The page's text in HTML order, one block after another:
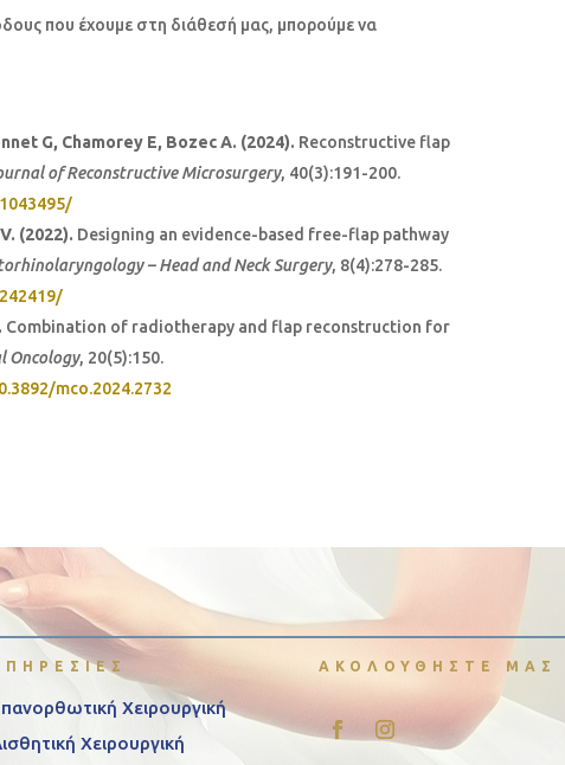
που έχουμε στη διάθεσή μας, μπορούμε να
G, Chamorey E, Bozec A. (2024). Reconstructive flap
of Reconstructive Microsurgery, 40(3):191-200.
(2022). Designing an evidence-based free-flap pathway
– Head and Neck Surgery, 8(4):278-285.
Combination of radiotherapy and flap reconstruction for
Oncology, 20(5):150.
mco.2024.2732
Χειρουργική
Χειρουργική
ΑΚΟΛΟΥΘΗΣΤΕ ΜΑΣ